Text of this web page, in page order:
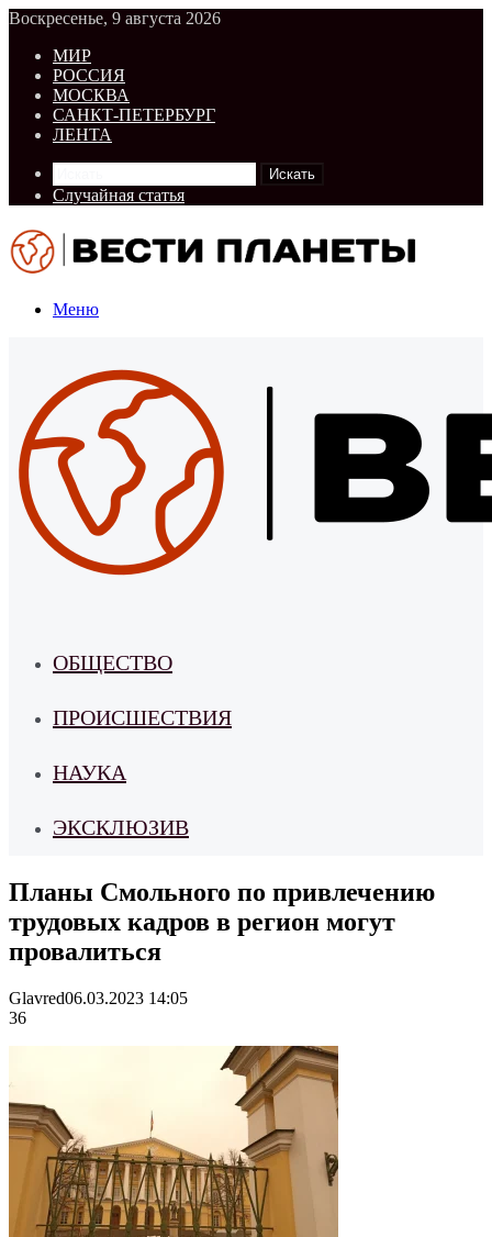
Воскресенье, 9 августа 2026
МИР
РОССИЯ
МОСКВА
САНКТ-ПЕТЕРБУРГ
ЛЕНТА
Искать
Случайная статья
Меню
ОБЩЕСТВО
ПРОИСШЕСТВИЯ
НАУКА
ЭКСКЛЮЗИВ
Планы Смольного по привлечению
трудовых кадров в регион могут
провалиться
Glavred06.03.2023 14:05
36